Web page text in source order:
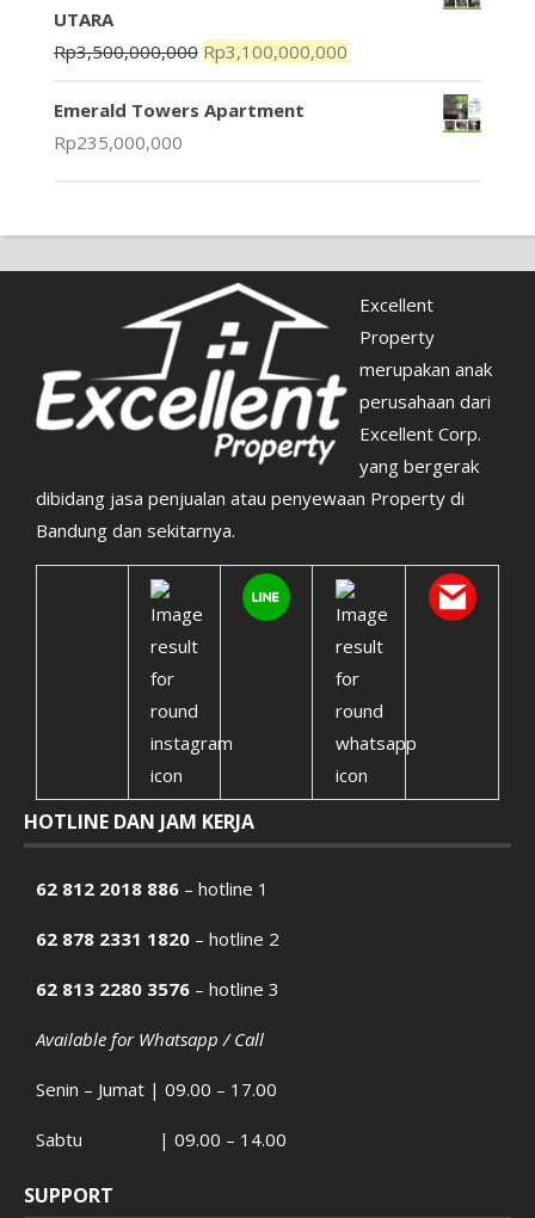
UTARA
Rp3,500,000,000 Rp3,100,000,000
Emerald Towers Apartment
Rp235,000,000
Excellent
Property
merupakan anak
perusahaan dari
Excellent Corp.
yang bergerak
dibidang jasa penjualan atau penyewaan Property di
Bandung dan sekitarnya.
HOTLINE DAN JAM KERJA
62 812 2018 886 – hotline 1
62 878 2331 1820 – hotline 2
62 813 2280 3576 – hotline 3
Available for Whatsapp / Call
Senin – Jumat | 09.00 – 17.00
Sabtu | 09.00 – 14.00
SUPPORT